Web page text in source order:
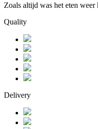
Zoals altijd was het eten
Quality
Delivery